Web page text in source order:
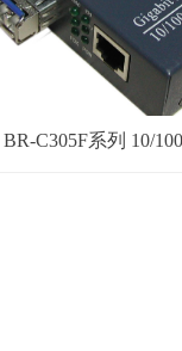
BR-C305F系列 10/